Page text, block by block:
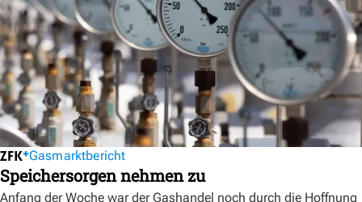
Gasmarktbericht
Speichersorgen nehmen zu
Anfang der Woche war der Gashandel noch durch die Hoffnung